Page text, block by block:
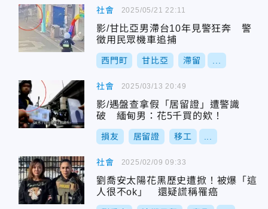
社會
影/甘比亞男滯台10年見警狂奔 警
徵用民眾機車追捕
西門町 甘比亞 滯留
2025/05/21 22:11
社會
影/遇盤查拿假「居留證」遭警識
破 緬甸男：花5千買的欸！
損友 居留證 移工
2025/03/13 20:49
社會
劉喬安太陽花黑歷史遭掀！被爆「這
人很不ok」 還疑謊稱罹癌
2025/02/09 09:33